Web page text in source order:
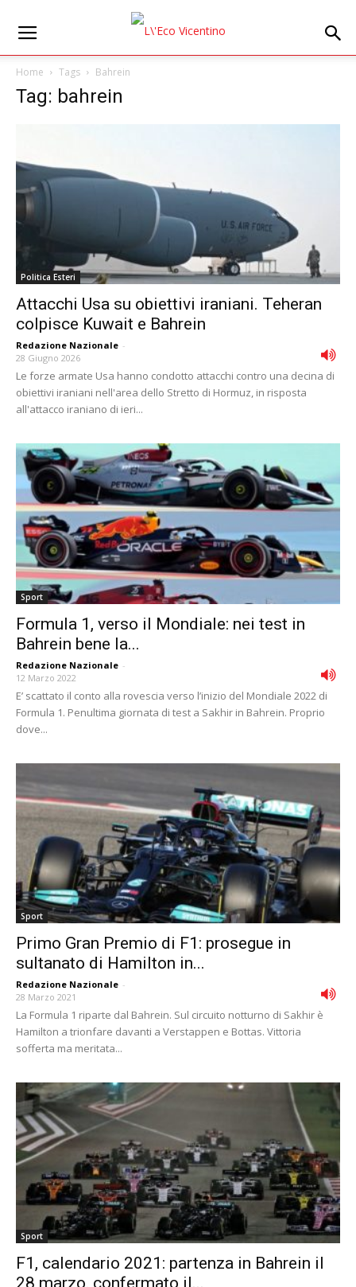
Home Tags Bahrein
Tag: bahrein
Politica Esteri
Attacchi Usa su obiettivi iraniani. Teheran
colpisce Kuwait e Bahrein
Redazione Nazionale -
28 Giugno 2026
Le forze armate Usa hanno condotto attacchi contro una decina di
obiettivi iraniani nell'area dello Stretto di Hormuz, in risposta
all'attacco iraniano di ieri...
Sport
Formula 1, verso il Mondiale: nei test in
Bahrein bene la...
Redazione Nazionale -
12 Marzo 2022
E’ scattato il conto alla rovescia verso l’inizio del Mondiale 2022 di
Formula 1. Penultima giornata di test a Sakhir in Bahrein. Proprio
dove...
Sport
Primo Gran Premio di F1: prosegue in
sultanato di Hamilton in...
Redazione Nazionale -
28 Marzo 2021
La Formula 1 riparte dal Bahrein. Sul circuito notturno di Sakhir è
Hamilton a trionfare davanti a Verstappen e Bottas. Vittoria
sofferta ma meritata...
Sport
F1, calendario 2021: partenza in Bahrein il
28 marzo, confermato il...